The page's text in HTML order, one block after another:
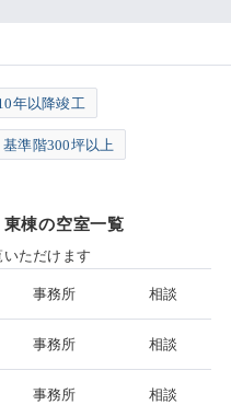
年以降竣工
基準階300坪以上
棟の空室一覧
ただけます
事務所 相談
事務所 相談
事務所 相談